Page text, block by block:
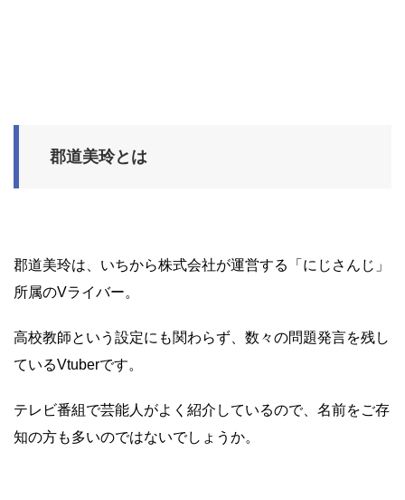
郡道美玲とは
郡道美玲は、いちから株式会社が運営する「にじさんじ」
所属のVライバー。
高校教師という設定にも関わらず、数々の問題発言を残し
ているVtuberです。
テレビ番組で芸能人がよく紹介しているので、名前をご存
知の方も多いのではないでしょうか。